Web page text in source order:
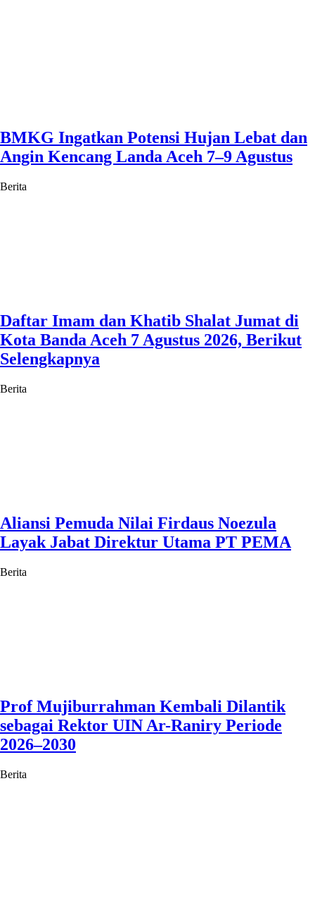
BMKG Ingatkan Potensi Hujan Lebat dan
Angin Kencang Landa Aceh 7–9 Agustus
Berita
Daftar Imam dan Khatib Shalat Jumat di
Kota Banda Aceh 7 Agustus 2026, Berikut
Selengkapnya
Berita
Aliansi Pemuda Nilai Firdaus Noezula
Layak Jabat Direktur Utama PT PEMA
Berita
Prof Mujiburrahman Kembali Dilantik
sebagai Rektor UIN Ar-Raniry Periode
2026–2030
Berita